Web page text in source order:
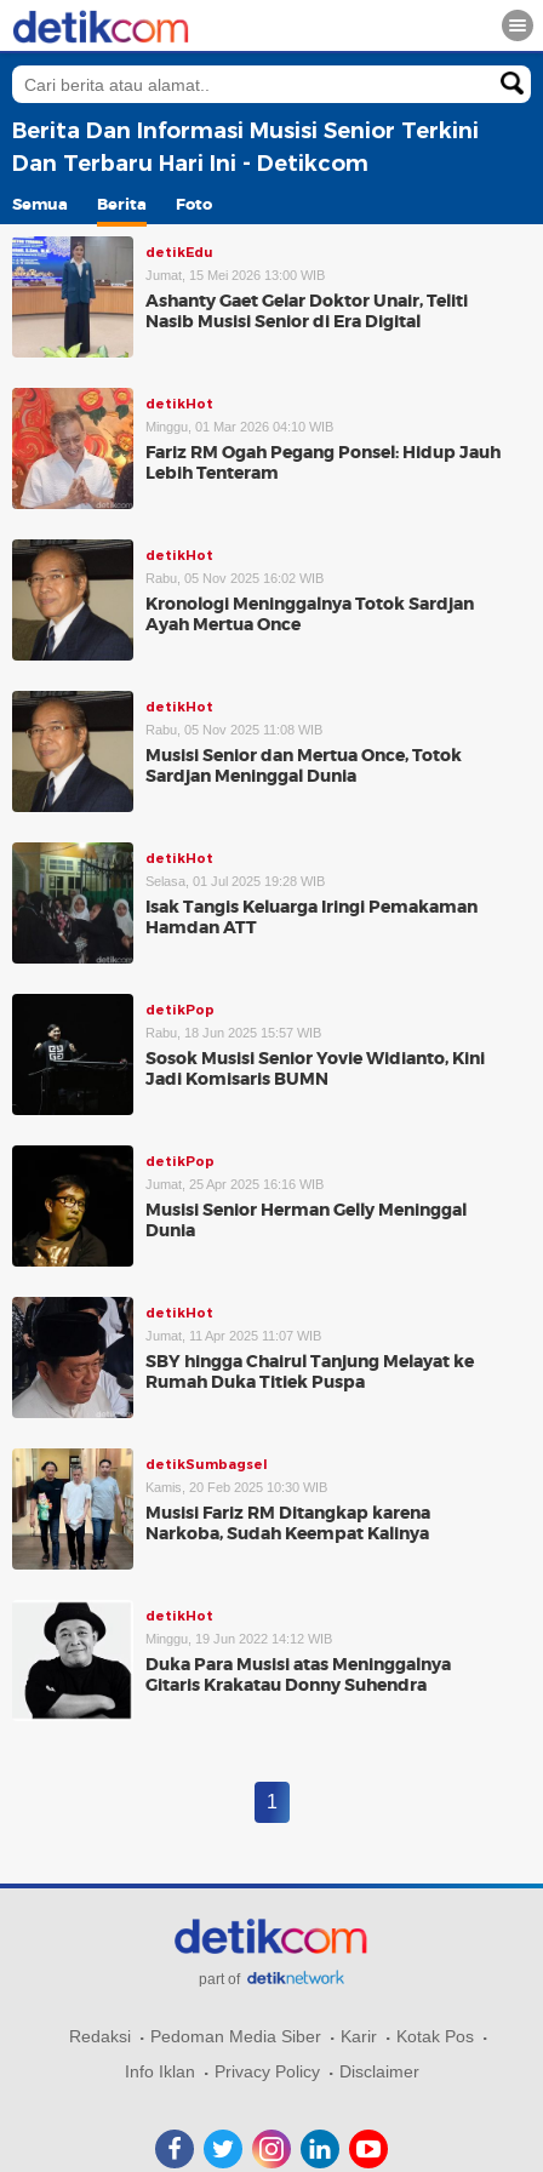
Berita Dan Informasi Musisi Senior Terkini
Dan Terbaru Hari Ini - Detikcom
Semua Berita Foto
detikEdu
Jumat, 15 Mei 2026 13:00 WIB
Ashanty Gaet Gelar Doktor Unair, Teliti
Nasib Musisi Senior di Era Digital
detikHot
Minggu, 01 Mar 2026 04:10 WIB
Fariz RM Ogah Pegang Ponsel: Hidup Jauh
Lebih Tenteram
detikHot
Rabu, 05 Nov 2025 16:02 WIB
Kronologi Meninggalnya Totok Sardjan
Ayah Mertua Once
detikHot
Rabu, 05 Nov 2025 11:08 WIB
Musisi Senior dan Mertua Once, Totok
Sardjan Meninggal Dunia
detikHot
Selasa, 01 Jul 2025 19:28 WIB
Isak Tangis Keluarga Iringi Pemakaman
Hamdan ATT
detikPop
Rabu, 18 Jun 2025 15:57 WIB
Sosok Musisi Senior Yovie Widianto, Kini
Jadi Komisaris BUMN
detikPop
Jumat, 25 Apr 2025 16:16 WIB
Musisi Senior Herman Gelly Meninggal
Dunia
detikHot
Jumat, 11 Apr 2025 11:07 WIB
SBY hingga Chairul Tanjung Melayat ke
Rumah Duka Titiek Puspa
detikSumbagsel
Kamis, 20 Feb 2025 10:30 WIB
Musisi Fariz RM Ditangkap karena
Narkoba, Sudah Keempat Kalinya
detikHot
Minggu, 19 Jun 2022 14:12 WIB
Duka Para Musisi atas Meninggalnya
Gitaris Krakatau Donny Suhendra
1
part of
Redaksi Pedoman Media Siber Karir
Kotak Pos
Info Iklan
Privacy Policy Disclaimer